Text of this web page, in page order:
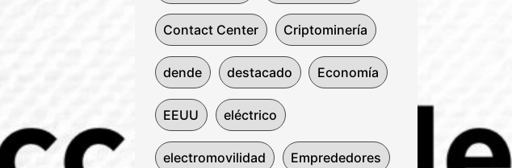
Contact Center Criptominería
dende destacado Economía
EEUU eléctrico
electromovilidad Emprededores